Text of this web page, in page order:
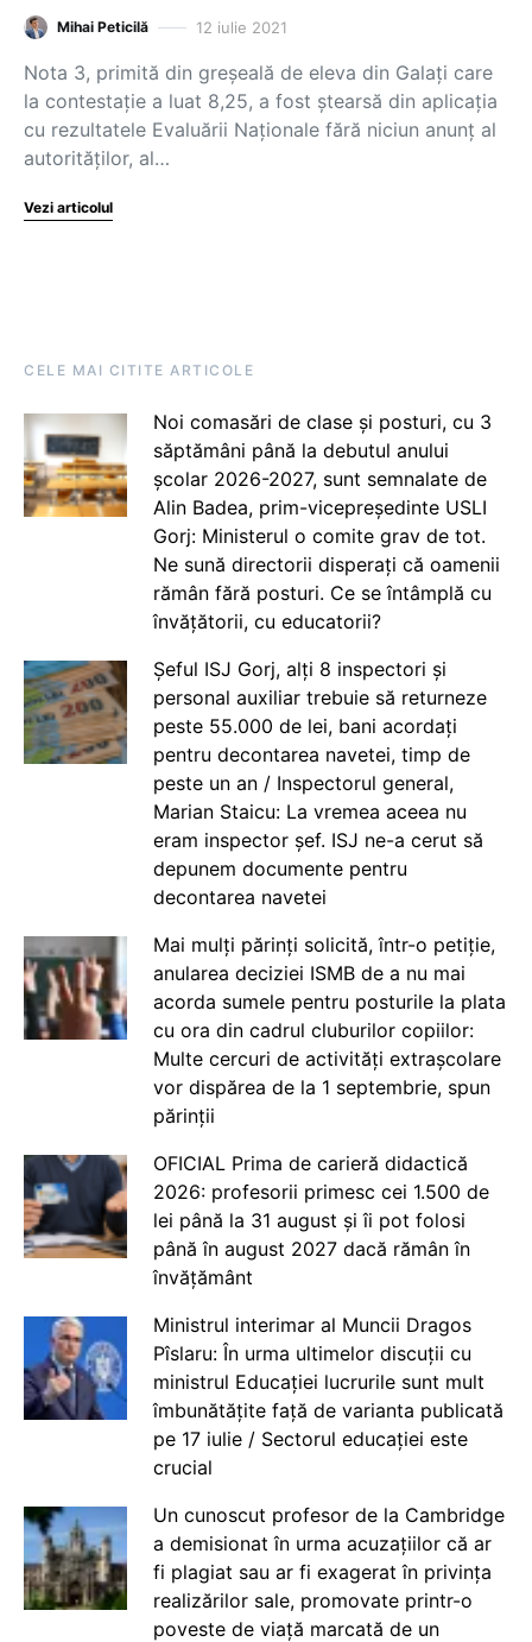
Mihai Peticilă 12 iulie 2021
Nota 3, primită din greșeală de eleva din Galați care
la contestație a luat 8,25, a fost ștearsă din aplicația
cu rezultatele Evaluării Naționale fără niciun anunț al
autorităților, al…
Vezi articolul
CELE MAI CITITE ARTICOLE
Noi comasări de clase și posturi, cu 3
săptămâni până la debutul anului
școlar 2026-2027, sunt semnalate de
Alin Badea, prim-vicepreședinte USLI
Gorj: Ministerul o comite grav de tot.
Ne sună directorii disperați că oamenii
rămân fără posturi. Ce se întâmplă cu
învățătorii, cu educatorii?
Șeful ISJ Gorj, alți 8 inspectori și
personal auxiliar trebuie să returneze
peste 55.000 de lei, bani acordați
pentru decontarea navetei, timp de
peste un an / Inspectorul general,
Marian Staicu: La vremea aceea nu
eram inspector șef. ISJ ne-a cerut să
depunem documente pentru
decontarea navetei
Mai mulți părinți solicită, într-o petiție,
anularea deciziei ISMB de a nu mai
acorda sumele pentru posturile la plata
cu ora din cadrul cluburilor copiilor:
Multe cercuri de activități extrașcolare
vor dispărea de la 1 septembrie, spun
părinții
OFICIAL Prima de carieră didactică
2026: profesorii primesc cei 1.500 de
lei până la 31 august și îi pot folosi
până în august 2027 dacă rămân în
învățământ
Ministrul interimar al Muncii Dragos
Pîslaru: În urma ultimelor discuții cu
ministrul Educației lucrurile sunt mult
îmbunătățite față de varianta publicată
pe 17 iulie / Sectorul educației este
crucial
Un cunoscut profesor de la Cambridge
a demisionat în urma acuzațiilor că ar
fi plagiat sau ar fi exagerat în privința
realizărilor sale, promovate printr-o
poveste de viață marcată de un